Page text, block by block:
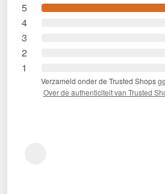
5
4
3
2
1
Verzameld onder de Trusted Shops
Over de authenticiteit van Trusted